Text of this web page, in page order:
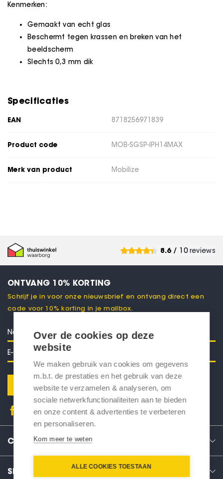
Kenmerken:
Gemaakt van echt glas
Beschermt tegen krassen en breken van het
beeldscherm
Slechts 0,3 mm dik
Specificaties
EAN 8718256971839
Product code MOB-SGSP-IPH14MAX
Merk van product Mobilize
8.6/ 10 reviews
ONTVANG 10% KORTING
Schrijf je in voor onze nieuwsbrief en ontvang direct een
code voor 10% korting in je mailbox.
Verstuur
CONTACT
SERVICE
Over de cookies op deze
website
We maken gebruik van cookies om gegevens
m.b.t. de prestaties en het gebruik van deze
website te verzamelen & analyseren, om
sociale netwerkfunctionaliteiten aan te bieden
en onze content & advertenties te verbeteren
en personaliseren.
Kom meer te weten
ALLE COOKIES TOESTAAN